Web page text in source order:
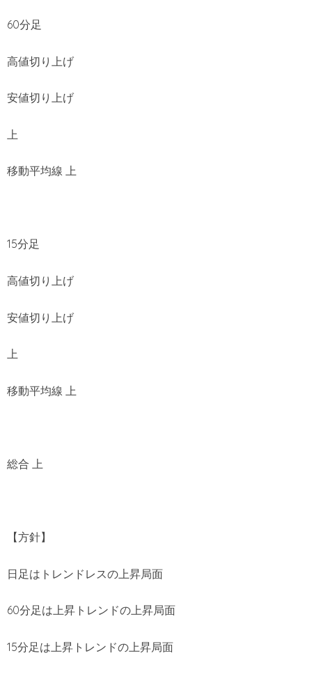
60分足
高値切り上げ
安値切り上げ
上
移動平均線 上
15分足
高値切り上げ
安値切り上げ
上
移動平均線 上
総合 上
【方針】
日足はトレンドレスの上昇局面
60分足は上昇トレンドの上昇局面
15分足は上昇トレンドの上昇局面